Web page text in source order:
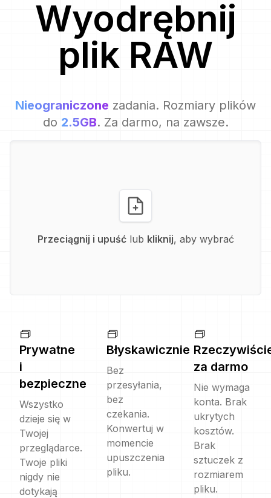
Wyodrębnij
plik RAW
Nieograniczone zadania. Rozmiary plików
do 2.5GB. Za darmo, na zawsze.
Przeciągnij i upuść lub kliknij, aby wybrać
Prywatne
i
bezpieczne
Wszystko
dzieje się w
Twojej
przeglądarce.
Twoje pliki
nigdy nie
dotykają
Błyskawicznie
Bez
przesyłania,
bez
czekania.
Konwertuj w
momencie
upuszczenia
pliku.
za darmo
Nie wymaga
konta. Brak
ukrytych
kosztów.
Brak
sztuczek z
rozmiarem
pliku.